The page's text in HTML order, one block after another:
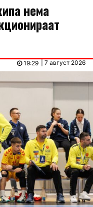
нема
| 7 август 2026
19:29